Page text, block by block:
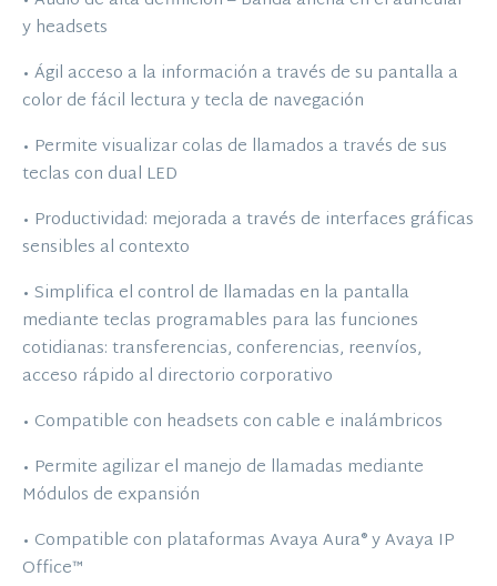
y headsets
• Ágil acceso a la información a través de su pantalla a
color de fácil lectura y tecla de navegación
• Permite visualizar colas de llamados a través de sus
teclas con dual LED
• Productividad: mejorada a través de interfaces gráficas
sensibles al contexto
• Simplifica el control de llamadas en la pantalla
mediante teclas programables para las funciones
cotidianas: transferencias, conferencias, reenvíos,
acceso rápido al directorio corporativo
• Compatible con headsets con cable e inalámbricos
• Permite agilizar el manejo de llamadas mediante
Módulos de expansión
• Compatible con plataformas Avaya Aura® y Avaya IP
Office™